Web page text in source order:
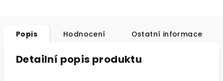
Popis Hodnocení Ostatní informace
Detailní popis produktu